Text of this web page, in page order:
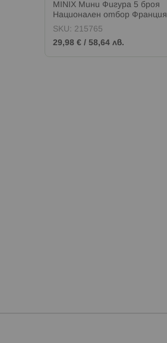
MINIX Мини Фигура 5 броя
Национален отбор Франция
SKU: 215765
29,98 € / 58,64 лв.